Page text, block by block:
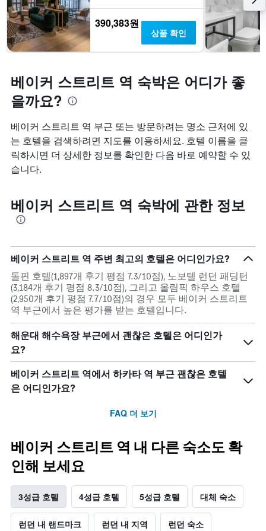
390,383원
상품 확인
베이커 스트리트 역 숙박은 어디가 좋
을까요?
베이커 스트리트 역 부근 또는 방문하려는 명소 근처에 있
는 호텔을 검색하려면 지도를 이용하세요. 호텔 이름을 클
릭하시면 더 상세한 정보를 확인한 다음 바로 예약할 수 있
습니다.
베이커 스트리트 역 숙박에 관한 정보
베이커 스트리트 역 주변 최고의 호텔은 어디인가요?
돌핀 호텔(1,897개 후기 평점 7.3/10점), 노보텔 런던 패딩턴
(3,184개 후기 평점 8.3/10점), 그리고 올림픽 하우스 호텔
(2,950개 후기 평점 7.7/10점)의 경우 모두 베이커 스트리트
역 부근에서 높은 평가를 받는 호텔입니다.
해운대 해수욕장 부근에서 괜찮은 호텔은 어디인가
요?
베이커 스트리트 역에서 하카타 역 부근 괜찮은 호텔
은 어디인가요?
FAQ 더 보기
베이커 스트리트 역 내 다른 숙소도 확
인해 보세요
3성급 호텔 4성급 호텔 5성급 호텔 대체 숙소
런던 내 랜드마크 런던 내 지역 런던 숙소